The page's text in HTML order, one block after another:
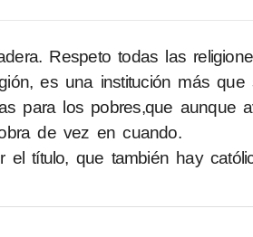
Respeto todas las
es una institución más que
para los pobres,que aunque
de vez en cuando.
el título, que también hay